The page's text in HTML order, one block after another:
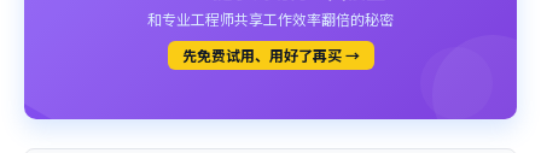
和专业工程师共享工作效率翻倍的秘密
先免费试用、用好了再买 →